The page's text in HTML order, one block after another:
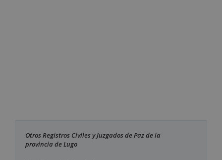
Otros Registros Civiles y Juzgados de Paz de la
provincia de Lugo